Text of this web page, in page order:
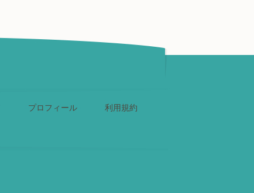
プロフィール 利用規約